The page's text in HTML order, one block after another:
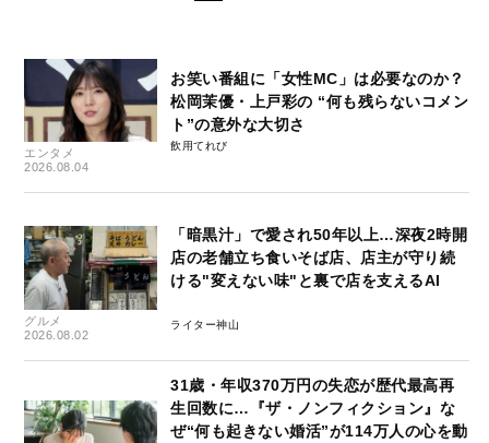
エンタメ
2026.08.04
お笑い番組に「女性MC」は必要なのか？
松岡茉優・上戸彩の “何も残らないコメン
ト”の意外な大切さ
飲用てれび
グルメ
2026.08.02
「暗黒汁」で愛され50年以上…深夜2時開
店の老舗立ち食いそば店、店主が守り続
ける"変えない味"と裏で店を支えるAI
ライター神山
31歳・年収370万円の失恋が歴代最高再
生回数に…『ザ・ノンフィクション』な
ぜ“何も起きない婚活”が114万人の心を動